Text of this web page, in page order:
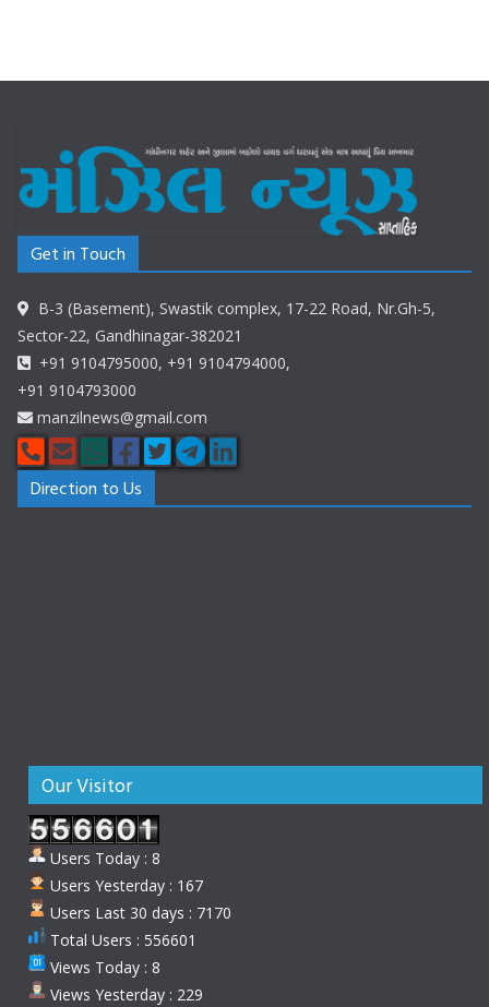
Get in Touch
B-3 (Basement), Swastik complex, 17-22 Road, Nr.Gh-5,
Sector-22, Gandhinagar-382021
+91 9104795000, +91 9104794000,
+91 9104793000
manzilnews@gmail.com
Direction to Us
Our Visitor
Users Today : 8
Users Yesterday : 167
Users Last 30 days : 7170
Total Users : 556601
Views Today : 8
Views Yesterday : 229